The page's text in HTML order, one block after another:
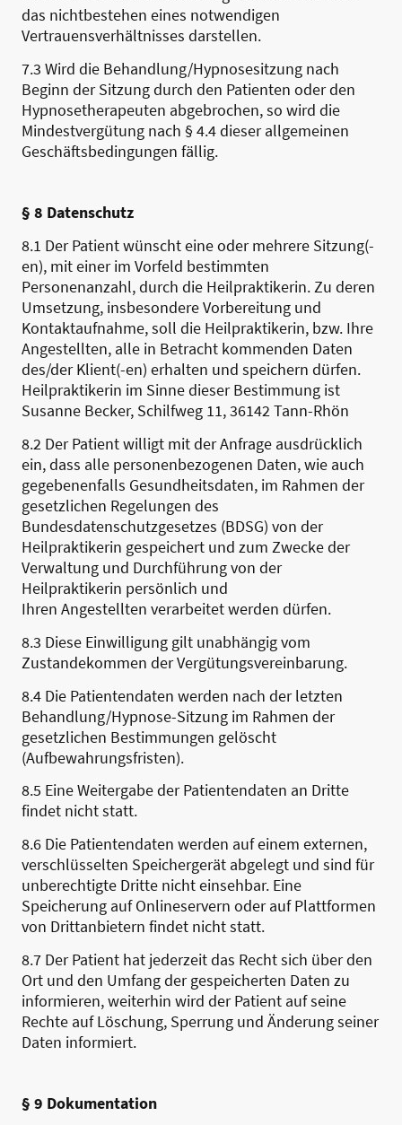
das nichtbestehen eines notwendigen
Vertrauensverhältnisses darstellen.
7.3 Wird die Behandlung/Hypnosesitzung nach
Beginn der Sitzung durch den Patienten oder den
Hypnosetherapeuten abgebrochen, so wird die
Mindestvergütung nach § 4.4 dieser allgemeinen
Geschäftsbedingungen fällig.
§ 8 Datenschutz
8.1 Der Patient wünscht eine oder mehrere Sitzung(-
en), mit einer im Vorfeld bestimmten
Personenanzahl, durch die Heilpraktikerin. Zu deren
Umsetzung, insbesondere Vorbereitung und
Kontaktaufnahme, soll die Heilpraktikerin, bzw. Ihre
Angestellten, alle in Betracht kommenden Daten
des/der Klient(-en) erhalten und speichern dürfen.
Heilpraktikerin im Sinne dieser Bestimmung ist
Susanne Becker, Schilfweg 11, 36142 Tann-Rhön
8.2 Der Patient willigt mit der Anfrage ausdrücklich
ein, dass alle personenbezogenen Daten, wie auch
gegebenenfalls Gesundheitsdaten, im Rahmen der
gesetzlichen Regelungen des
Bundesdatenschutzgesetzes (BDSG) von der
Heilpraktikerin gespeichert und zum Zwecke der
Verwaltung und Durchführung von der
Heilpraktikerin persönlich und
Ihren Angestellten verarbeitet werden dürfen.
8.3 Diese Einwilligung gilt unabhängig vom
Zustandekommen der Vergütungsvereinbarung.
8.4 Die Patientendaten werden nach der letzten
Behandlung/Hypnose-Sitzung im Rahmen der
gesetzlichen Bestimmungen gelöscht
(Aufbewahrungsfristen).
8.5 Eine Weitergabe der Patientendaten an Dritte
findet nicht statt.
8.6 Die Patientendaten werden auf einem externen,
verschlüsselten Speichergerät abgelegt und sind für
unberechtigte Dritte nicht einsehbar. Eine
Speicherung auf Onlineservern oder auf Plattformen
von Drittanbietern findet nicht statt.
8.7 Der Patient hat jederzeit das Recht sich über den
Ort und den Umfang der gespeicherten Daten zu
informieren, weiterhin wird der Patient auf seine
Rechte auf Löschung, Sperrung und Änderung seiner
Daten informiert.
§ 9 Dokumentation